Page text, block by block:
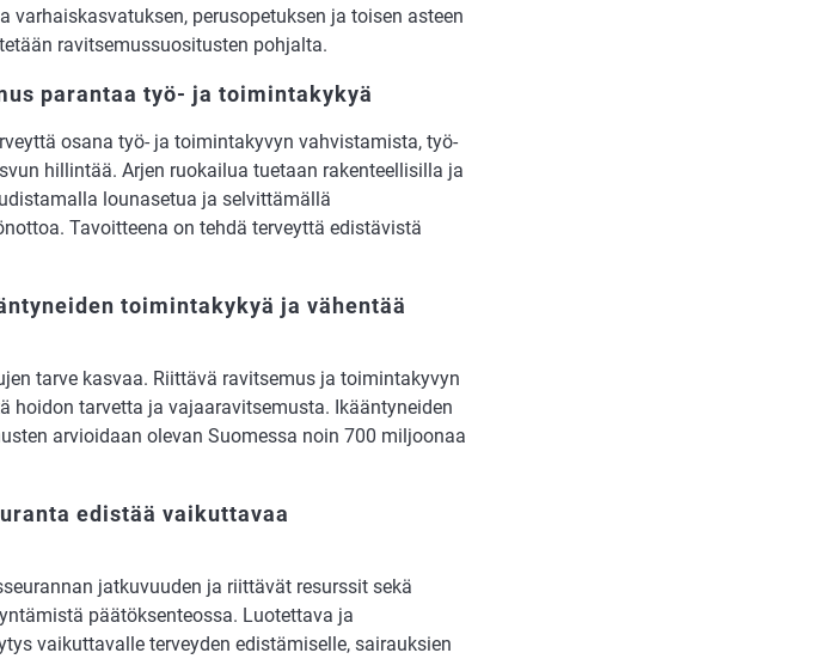
perusopetuksen ja toisen asteen
ravitsemussuositusten pohjalta.
parantaa työ- ja toimintakykyä
osana työ- ja toimintakyvyn vahvistamista, työ­
hillintää. Arjen ruokailua tuetaan rakenteellisilla ja
lounasetua ja selvittämällä
Tavoitteena on tehdä terveyttä edistävistä
toimintakykyä ja vähentää
tarve kasvaa. Riittävä ravitsemus ja toimintakyvyn
hoidon tarvetta ja vajaaravitsemusta. Ikääntyneiden
arvioidaan olevan Suomessa noin 700 miljoonaa
edistää vaikuttavaa
jatkuvuuden ja riittävät resurssit sekä
päätöksenteossa. Luotettava ja
vaikuttavalle terveyden edistämiselle, sairauksien